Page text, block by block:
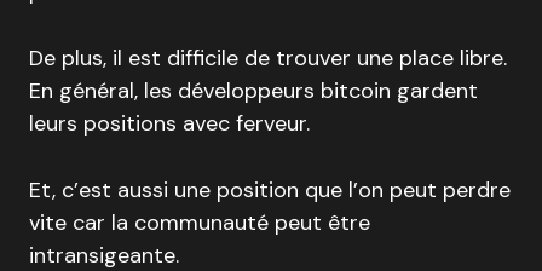
De plus, il est difficile de trouver une place libre.
En général, les développeurs bitcoin gardent
leurs positions avec ferveur.
Et, c’est aussi une position que l’on peut perdre
vite car la communauté peut être
intransigeante.